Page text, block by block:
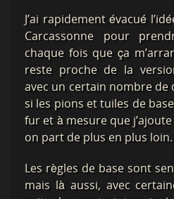
J’ai rapidement évacué
Carcassonne pour
chaque fois que ça
reste proche de la
avec un certain nombre de
si les pions et tuiles de
fur et à mesure que
on part de plus en plus loin.
Les règles de base sont
mais là aussi, avec